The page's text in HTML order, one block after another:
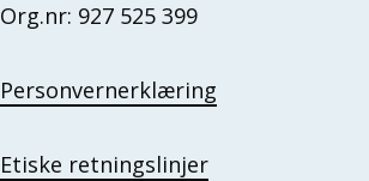
Org.nr: 927 525 399
Personvernerklæring
Etiske retningslinjer